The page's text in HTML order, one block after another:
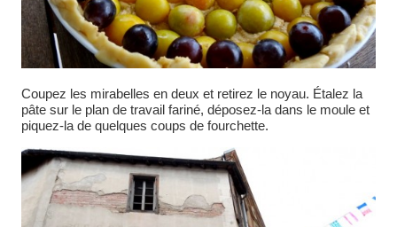
Coupez les mirabelles en deux et retirez le noyau. Étalez la
pâte sur le plan de travail fariné, déposez-la dans le moule et
piquez-la de quelques coups de fourchette.